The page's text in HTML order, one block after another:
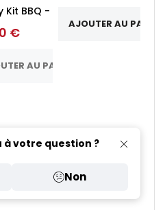
Kit BBQ -
€
AU PANIER
AJOUTER AU PANIER
à votre question ?
Non